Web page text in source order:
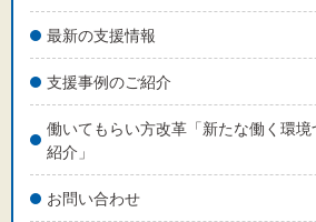
最新の支援情報
支援事例のご紹介
働いてもらい方改革「新たな働く環
紹介」
お問い合わせ